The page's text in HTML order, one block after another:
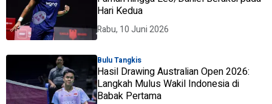
Hari Kedua
Rabu, 10 Juni 2026
Bulu Tangkis
Hasil Drawing Australian Open 2026:
Langkah Mulus Wakil Indonesia di
Babak Pertama